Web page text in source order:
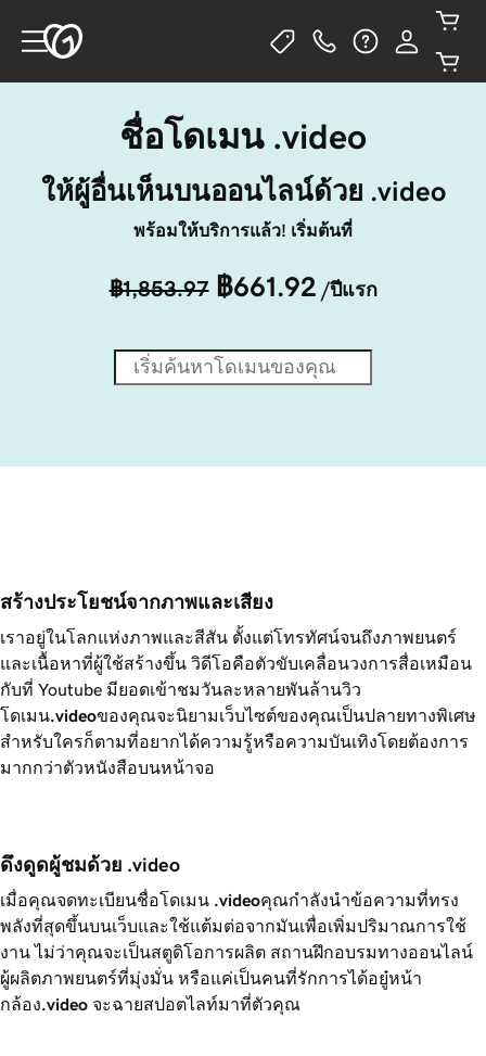
ชื่อโดเมน .video
ให้ผู้อื่นเห็นบนออนไลน์ด้วย .video
พร้อมให้บริการแล้ว! เริ่มต้นที่
฿1,853.97 ฿661.92 /ปีแรก
สร้างประโยชน์จากภาพและเสียง
เราอยู่ในโลกแห่งภาพและสีสัน ตั้งแต่โทรทัศน์จนถึงภาพยนตร์
และเนื้อหาที่ผู้ใช้สร้างขึ้น วิดีโอคือตัวขับเคลื่อนวงการสื่อเหมือน
กับที่ Youtube มียอดเข้าชมวันละหลายพันล้านวิว
โดเมน.videoของคุณจะนิยามเว็บไซต์ของคุณเป็นปลายทางพิเศษ
สำหรับใครก็ตามที่อยากได้ความรู้หรือความบันเทิงโดยต้องการ
มากกว่าตัวหนังสือบนหน้าจอ
ดึงดูดผู้ชมด้วย .video
เมื่อคุณจดทะเบียนชื่อโดเมน .videoคุณกำลังนำข้อความที่ทรง
พลังที่สุดขึ้นบนเว็บและใช้แต้มต่อจากมันเพื่อเพิ่มปริมาณการใช้
งาน ไม่ว่าคุณจะเป็นสตูดิโอการผลิต สถานฝึกอบรมทางออนไลน์
ผู้ผลิตภาพยนตร์ที่มุ่งมั่น หรือแค่เป็นคนที่รักการได้อยู๋หน้า
กล้อง.video จะฉายสปอตไลท์มาที่ตัวคุณ